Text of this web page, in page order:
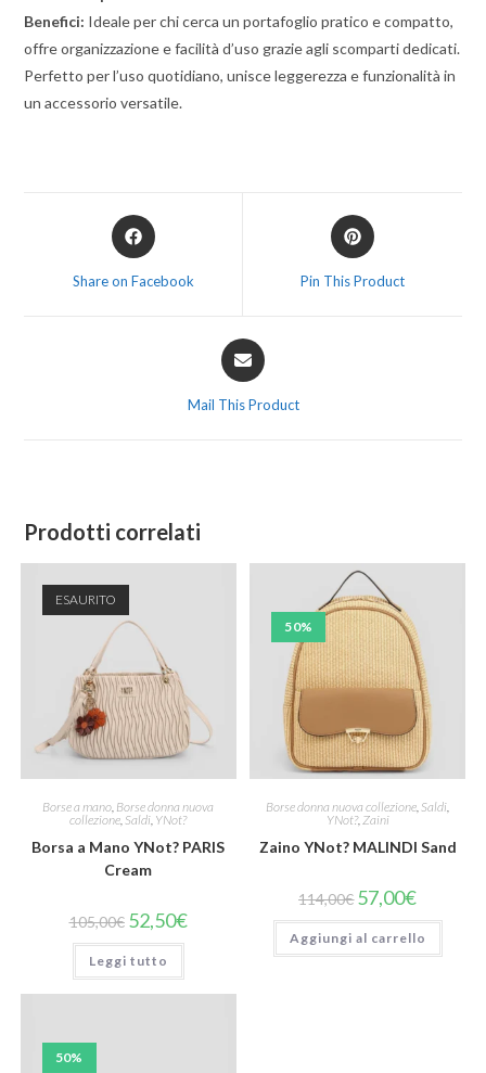
Benefici: Ideale per chi cerca un portafoglio pratico e compatto,
offre organizzazione e facilità d’uso grazie agli scomparti dedicati.
Perfetto per l’uso quotidiano, unisce leggerezza e funzionalità in
un accessorio versatile.
Share on Facebook Pin This Product
Mail This Product
Prodotti correlati
ESAURITO
Borse a mano, Borse donna nuova
collezione, Saldi, YNot?
Borsa a Mano YNot? PARIS
Cream
105,00€ 52,50€
Leggi tutto
50%
Borse donna nuova collezione, Saldi,
YNot?,Zaini
Zaino YNot? MALINDI Sand
114,00€ 57,00€
Aggiungi al carrello
50%